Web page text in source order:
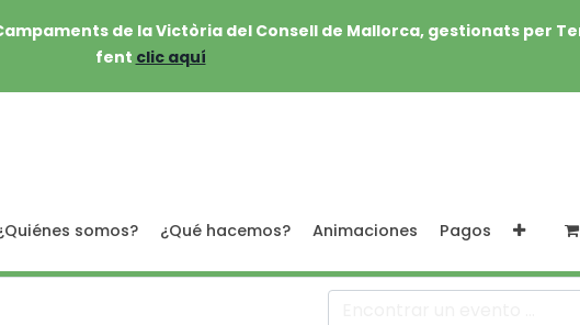
de la Victòria del Consell de Mallorca, gestionats per
fent clic aquí
somos? ¿Qué hacemos? Animaciones Pagos